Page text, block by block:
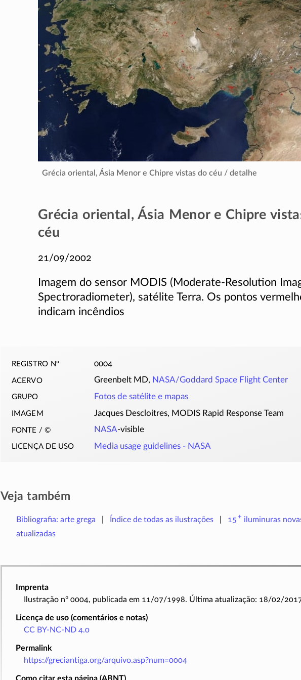
Grécia oriental, Ásia Menor e Chipre vistas do céu / detalhe
Grécia oriental, Ásia Menor e Chipre
céu
21/09/2002
Imagem do sensor MODIS (Moderate-Resolution
Spectroradiometer), satélite Terra. Os pontos
indicam incêndios
registro nº 0004
acervo Greenbelt MD, NASA/Goddard Space Flight Center
grupo Fotos de satélite e mapas
imagem Jacques Descloitres, MODIS Rapid Response Team
fonte / © NASA-visible
licença de uso Media usage guidelines - NASA
Veja também
Bibliografia: arte grega Índice de todas as ilustrações 15 + iluminuras
atualizadas
Imprenta
Ilustração nº 0004, publicada em 11/07/1998. Última atualização: 18/02/
Licença de uso (comentários e notas)
CC BY-NC-ND 4.0
Permalink
https://greciantiga.org/arquivo.asp?num=0004